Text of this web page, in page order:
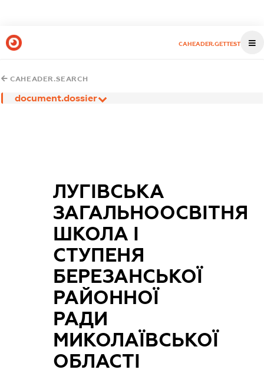
CAHEADER.GETTEST
CAHEADER.SEARCH
document.dossier
ЛУГІВСЬКА
ЗАГАЛЬНООСВІТНЯ
ШКОЛА І
СТУПЕНЯ
БЕРЕЗАНСЬКОЇ
РАЙОННОЇ
РАДИ
МИКОЛАЇВСЬКОЇ
ОБЛАСТІ